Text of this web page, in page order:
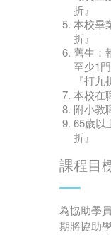
折』
本校畢
折』
舊生：
至少1
『打九
本校在
附小教
65歲以
折』
課程目
為協助學
期將協助